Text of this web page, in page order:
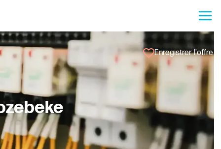
Enregistrer l'offre